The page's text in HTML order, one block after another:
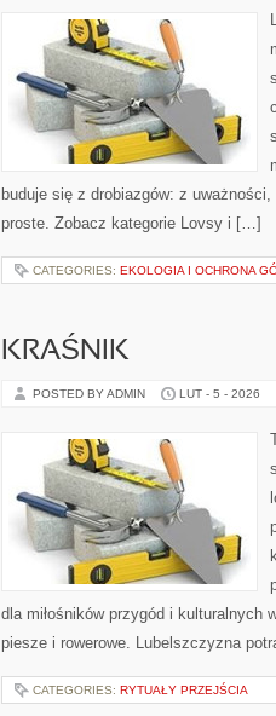
buduje się z drobiazgów: z
proste. Zobacz kategorie Lovsy i […]
CATEGORIES: EKOLOGIA I OCHRONA
KRAŚNIK
POSTED BY ADMIN LUT - 5 - 2026
dla miłośników przygód i
piesze i rowerowe. Lubelszczyzna
CATEGORIES: RYTUAŁY PRZEJŚCIA